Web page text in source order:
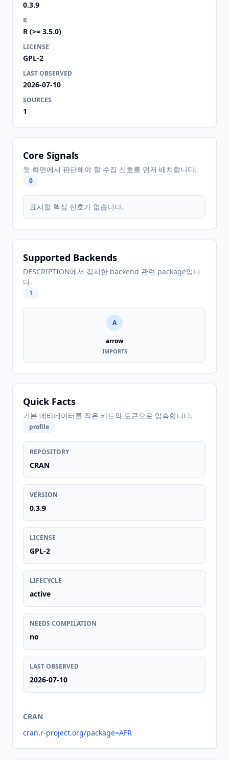
0.3.9
R
R (>= 3.5.0)
LICENSE
GPL-2
LAST OBSERVED
2026-07-10
SOURCES
1
Core Signals
첫 화면에서 판단해야 할 수집 신호를 먼저 배치합니다.
0
표시할 핵심 신호가 없습니다.
Supported Backends
DESCRIPTION에서 감지한 backend 관련 package입니
다.
1
A
arrow
IMPORTS
Quick Facts
기본 메타데이터를 작은 카드와 토큰으로 압축합니다.
profile
REPOSITORY
CRAN
VERSION
0.3.9
LICENSE
GPL-2
LIFECYCLE
active
NEEDS COMPILATION
no
LAST OBSERVED
2026-07-10
CRAN
cran.r-project.org/package=AFR